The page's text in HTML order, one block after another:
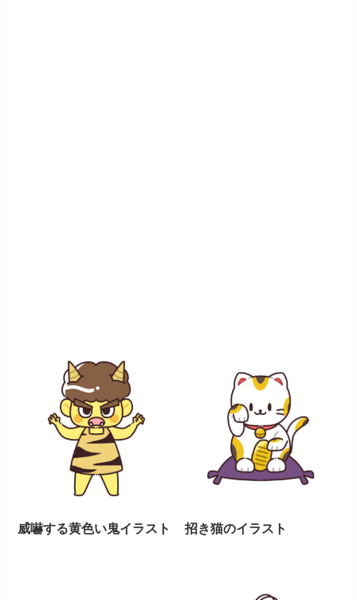
威嚇する黄色い鬼イラスト 招き猫のイラスト